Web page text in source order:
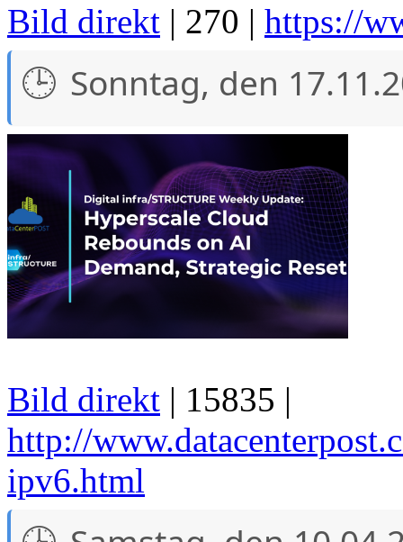
Bild direkt | 270 | https://
Sonntag, den
Bild direkt | 15835 |
http://
ipv6.html